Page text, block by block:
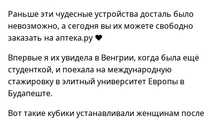
Раньше эти чудесные устройства досталь было
невозможно, а сегодня вы их можете свободно
заказать на аптека.ру ❤️
Впервые я их увидела в Венгрии, когда была ещё
студенткой, и поехала на международную
стажировку в элитный университет Европы в
Будапеште.
Вот такие кубики устанавливали женщинам после